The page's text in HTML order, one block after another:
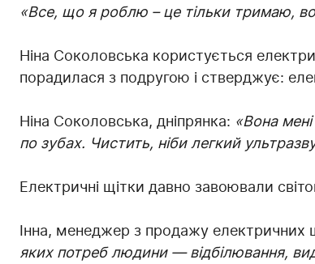
«Все, що я роблю – це тільки тримаю,
Ніна Соколовська користується
порадилася з подругою і стверджує:
Ніна Соколовська, дніпрянка: «Вона
по зубах. Чистить, ніби легкий
Електричні щітки давно завоювали
Інна, менеджер з продажу електричних
яких потреб людини — відбілювання,